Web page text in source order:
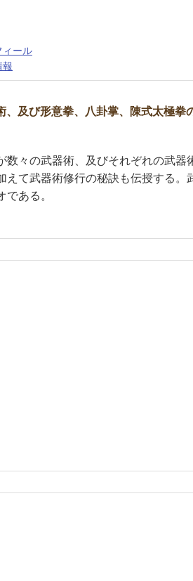
ール
及び形意拳、八卦掌、陳式太極拳
々の武器術、及びそれぞれの武器
て武器術修行の秘訣も伝授する。
ある。